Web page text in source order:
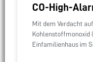
CO-High-
Mit dem Verdacht
Kohlenstoffmonoxid
Einfamilienhaus im